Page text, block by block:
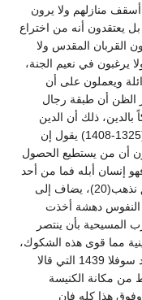
منازلهم ولا يرون
يعتقدون أنه من اختراع
القربان المقدس ولا
يرغبون في نعيم الجنة،
ويعملون على أن
الأرضي هو جنتهم(19). وأكبر الظن أن طبقة رجال
ذلك أن الدين
يضمحل على الدوام كلما زاد الثراء. فجوور (1325-1408) يقول إن
أن من يستطيع الحصول
إنسان أبله فما من أحد
يعرف أين يذهب بعد الموت أو من أي طريق نذهب(20)، يضاف إلى
النفوس دهشة أخذت
بأن ينتصر
مما قوى هذه الشكوك،
وكانت كتابات نقولاس الكورائي 1432 ولورند سوفلا 1439 التي قالا
من مكانة الكنيسة
هذا كله فإن